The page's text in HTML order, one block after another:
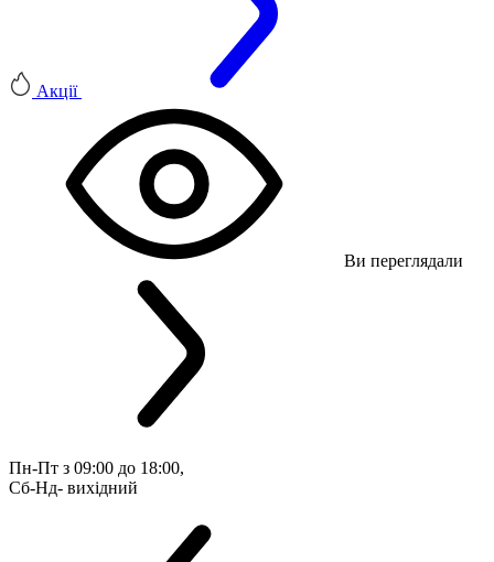
Акції
Ви переглядали
Пн-Пт з 09:00 до 18:00,
Сб-Нд- вихідний